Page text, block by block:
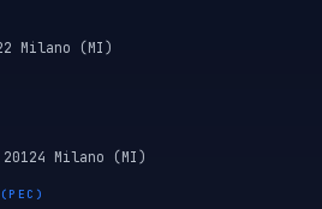
Milano (MI)
Milano (MI)